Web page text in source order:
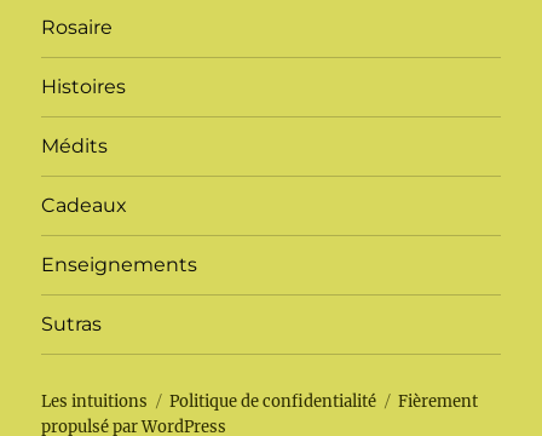
Rosaire
Histoires
Médits
Cadeaux
Enseignements
Sutras
Les intuitions Politique de confidentialité
Fièrement
propulsé par WordPress